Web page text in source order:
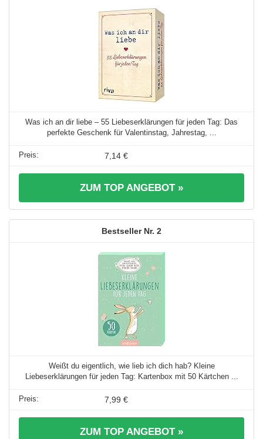
Was ich an dir liebe – 55 Liebeserklärungen für jeden Tag: Das
perfekte Geschenk für Valentinstag, Jahrestag, ...
7,14 €
ZUM TOP ANGEBOT »
2
Weißt du eigentlich, wie lieb ich dich hab? Kleine
Liebeserklärungen für jeden Tag: Kartenbox mit 50 Kärtchen ...
7,99 €
ZUM TOP ANGEBOT »